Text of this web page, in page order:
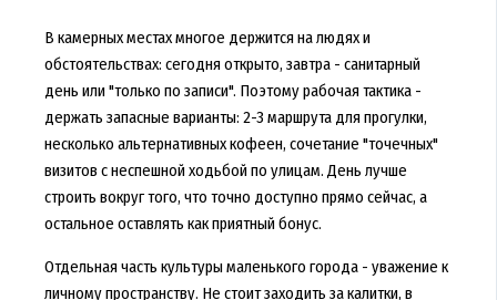
В камерных местах многое держится на людях и
обстоятельствах: сегодня открыто, завтра - санитарный
день или "только по записи". Поэтому рабочая тактика -
держать запасные варианты: 2-3 маршрута для прогулки,
несколько альтернативных кофеен, сочетание "точечных"
визитов с неспешной ходьбой по улицам. День лучше
строить вокруг того, что точно доступно прямо сейчас, а
остальное оставлять как приятный бонус.
Отдельная часть культуры маленького города - уважение к
личному пространству. Не стоит заходить за калитки, в